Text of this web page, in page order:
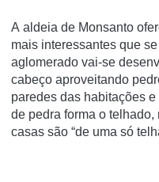
A aldeia de Monsanto
mais interessantes que
aglomerado vai-se
cabeço aproveitando
paredes das habitações
de pedra forma o
casas são “de uma só